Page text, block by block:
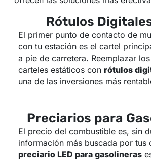
Rótulos
El primer punto de contacto de
con tu estación es el cartel
a pie de carretera. Reemplazar
carteles estáticos con rótulos
una de las inversiones más
Preciarios para
El precio del combustible es, sin
información más buscada por tus
preciario LED para gasolineras